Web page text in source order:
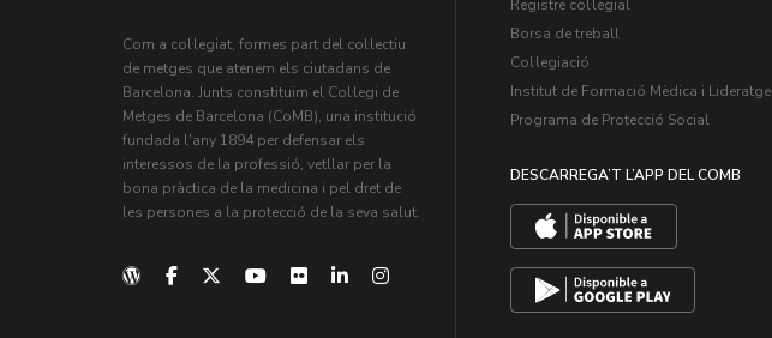
Com a col·legiat, formes part del col·lectiu
de metges que atenem els ciutadans de
Barcelona. Junts constituïm el Col·legi de
Metges de Barcelona (CoMB), una institució
fundada l'any 1894 per defensar els
interessos de la professió, vetllar per la
bona pràctica de la medicina i pel dret de
les persones a la protecció de la seva salut.
Registre col·legial
Borsa de treball
Col·legiació
Institut de Formació Mèdica i Lideratge
Programa de Protecció Social
DESCARREGA’T L’APP DEL COMB